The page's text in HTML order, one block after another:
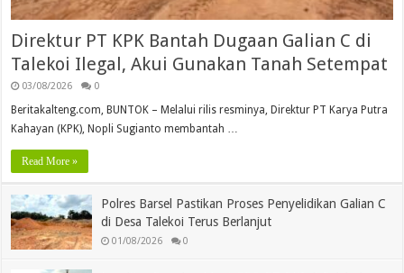
Direktur PT KPK Bantah Dugaan Galian C di
Talekoi Ilegal, Akui Gunakan Tanah Setempat
03/08/2026 0
Beritakalteng.com, BUNTOK – Melalui rilis resminya, Direktur PT Karya Putra
Kahayan (KPK), Nopli Sugianto membantah …
Read More »
Polres Barsel Pastikan Proses Penyelidikan Galian C
di Desa Talekoi Terus Berlanjut
01/08/2026 0